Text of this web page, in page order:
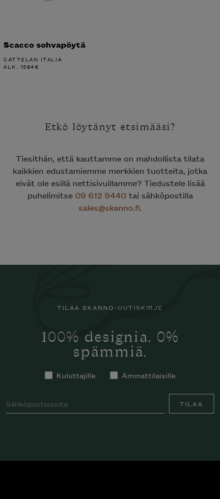
Scacco sohvapöytä
CATTELAN ITALIA
ALK. 1584€
Etkö löytänyt etsimääsi?
Tiesithän, että kauttamme on mahdollista tilata
kaikkien edustamiemme merkkien tuotteita, jotka
eivät ole esillä nettisivuillamme? Tiedustele lisää
puhelimitse 09 612 9440tai sähköpostilla
sales@skanno.fi.
TILAA SKANNO-UUTISKIRJE
100% designia. 0%
spämmiä.
Kuluttajille Ammattilaisille
TILAA